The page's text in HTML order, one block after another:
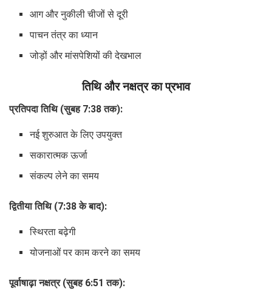
आग और नुकीली चीजों से दूरी
पाचन तंत्र का ध्यान
जोड़ों और मांसपेशियों की देखभाल
तिथि और नक्षत्र का प्रभाव
प्रतिपदा तिथि (सुबह 7:38 तक):
नई शुरुआत के लिए उपयुक्त
सकारात्मक ऊर्जा
संकल्प लेने का समय
द्वितीया तिथि (7:38 के बाद):
स्थिरता बढ़ेगी
योजनाओं पर काम करने का समय
पूर्वाषाढ़ा नक्षत्र (सुबह 6:51 तक):